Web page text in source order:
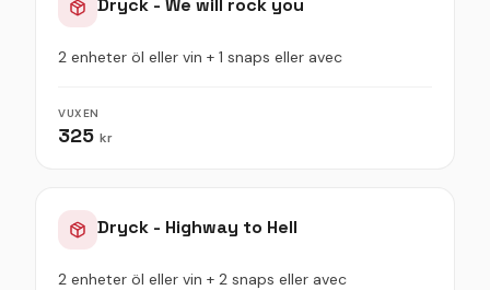
Dryck - We will rock you
2 enheter öl eller vin + 1 snaps eller avec
VUXEN
325 kr
Dryck - Highway to Hell
2 enheter öl eller vin + 2 snaps eller avec